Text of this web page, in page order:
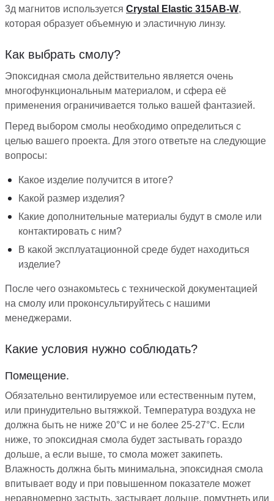
3д магнитов используется Сrystal Elastic 315AB-W,
которая образует объемную и эластичную линзу.
Как выбрать смолу?
Эпоксидная смола действительно является очень
многофункциональным материалом, и сфера её
применения ограничивается только вашей фантазией.
Перед выбором смолы необходимо определиться с
целью вашего проекта. Для этого ответьте на следующие
вопросы:
Какое изделие получится в итоге?
Какой размер изделия?
Какие дополнительные материалы будут в смоле или
контактировать с ним?
В какой эксплуатационной среде будет находиться
изделие?
После чего ознакомьтесь с технической документацией
на смолу или проконсультируйтесь с нашими
менеджерами.
Какие условия нужно соблюдать?
Помещение.
Обязательно вентилируемое или естественным путем,
или принудительно вытяжкой. Температура воздуха не
должна быть не ниже 20°C и не более 25-27°C. Если
ниже, то эпоксидная смола будет застывать гораздо
дольше, а если выше, то смола может закипеть.
Влажность должна быть минимальна, эпоксидная смола
впитывает воду и при повышенном показателе может
неравномерно застыть, застывает дольше, помутнеть или